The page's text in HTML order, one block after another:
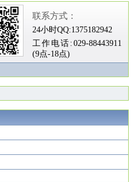
联系方式：
24小时QQ:1375182942
工作电话:029-88443911
(9点-18点)